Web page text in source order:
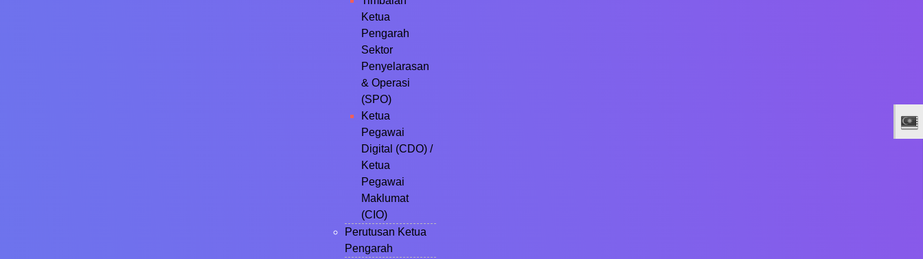
Ketua
Pengarah
Sektor
Penyelarasan
& Operasi
(SPO)
Ketua
Pegawai
Digital (CDO) /
Ketua
Pegawai
Maklumat
(CIO)
Perutusan Ketua
Pengarah